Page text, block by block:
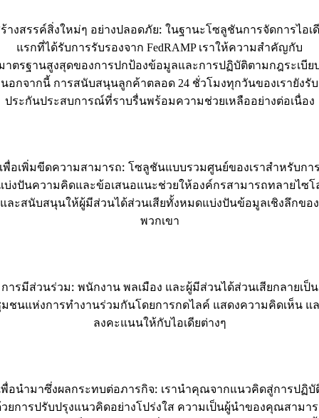
างสรรค์สิ่งใหม่ๆ อย่างปลอดภัย: ในฐานะโซลูชันการจัดการไอเ
แรกที่ได้รับการรับรองจาก FedRAMP เราให้ความสำคัญกับ
าตรฐานสูงสุดของการปกป้องข้อมูลและการปฏิบัติตามกฎระเบีย
นอกจากนี้ การสนับสนุนลูกค้าตลอด 24 ชั่วโมงทุกวันของเรายังรับ
ประกันประสบการณ์ที่ราบรื่นพร้อมความช่วยเหลืออย่างต่อเนื่อง
พื่อเพิ่มขีดความสามารถ: โซลูชันแบบรวมศูนย์ของเราสำหรับกา
บ่งปันความคิดและข้อเสนอแนะช่วยให้องค์กรสามารถทลายไซโ
และสนับสนุนให้ผู้มีส่วนได้ส่วนเสียทั้งหมดแบ่งปันข้อมูลเชิงลึกของ
พวกเขา
การมีส่วนร่วม: พนักงาน พลเมือง และผู้มีส่วนได้ส่วนเสียกลายเป็น
ชนแห่งการทำงานร่วมกันโดยการกดไลค์ แสดงความคิดเห็น แ
ลงคะแนนให้กับไอเดียต่างๆ
พื่อนำมาซึ่งผลกระทบต่อภารกิจ: เรานำคุณจากแนวคิดสู่การปฏิบั
ยการปรับปรุงแนวคิดอย่างโปร่งใส ความเป็นผู้นำของคุณสามา